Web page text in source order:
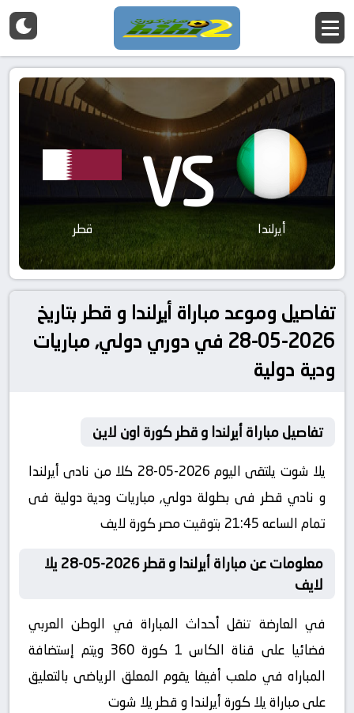
أيرلندا VS قطر
تفاصيل وموعد مباراة أيرلندا و قطر بتاريخ
2026-05-28 في دوري دولي, مباريات
ودية دولية
تفاصيل مباراة أيرلندا و قطر كورة اون لاين
يلا شوت يلتقى اليوم 2026-05-28 كلا من نادى أيرلندا
و نادي قطر فى بطولة دولي, مباريات ودية دولية فى
تمام الساعه 21:45 بتوقيت مصر كورة لايف
معلومات عن مباراة أيرلندا و قطر 2026-05-28 يلا
لايف
في العارضة تنقل أحداث المباراة في الوطن العربي
فضائيا على قناة الكاس 1 كورة 360 ويتم إستضافة
المباراه في ملعب أفيفا يقوم المعلق الرياضى بالتعليق
على مباراة يلا كورة أيرلندا و قطر يلا شوت